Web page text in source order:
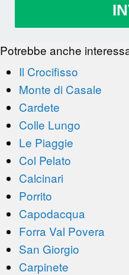
Potrebbe anche
Il Crocifisso
Monte di Casale
Cardete
Colle Lungo
Le Piaggie
Col Pelato
Calcinari
Porrito
Capodacqua
Forra Val Povera
San Giorgio
Carpinete